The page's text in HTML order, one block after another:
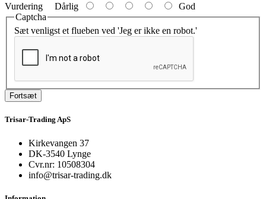
Vurdering Dårlig
God
Captcha
Sæt venligst et flueben ved 'Jeg er ikke en robot.'
Fortsæt
Trisar-Trading ApS
Kirkevangen 37
DK-3540 Lynge
Cvr.nr: 10508304
info@trisar-trading.dk